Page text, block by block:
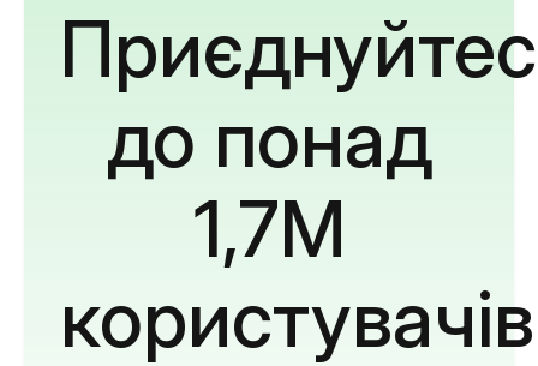
до понад
1,7M
користувачів